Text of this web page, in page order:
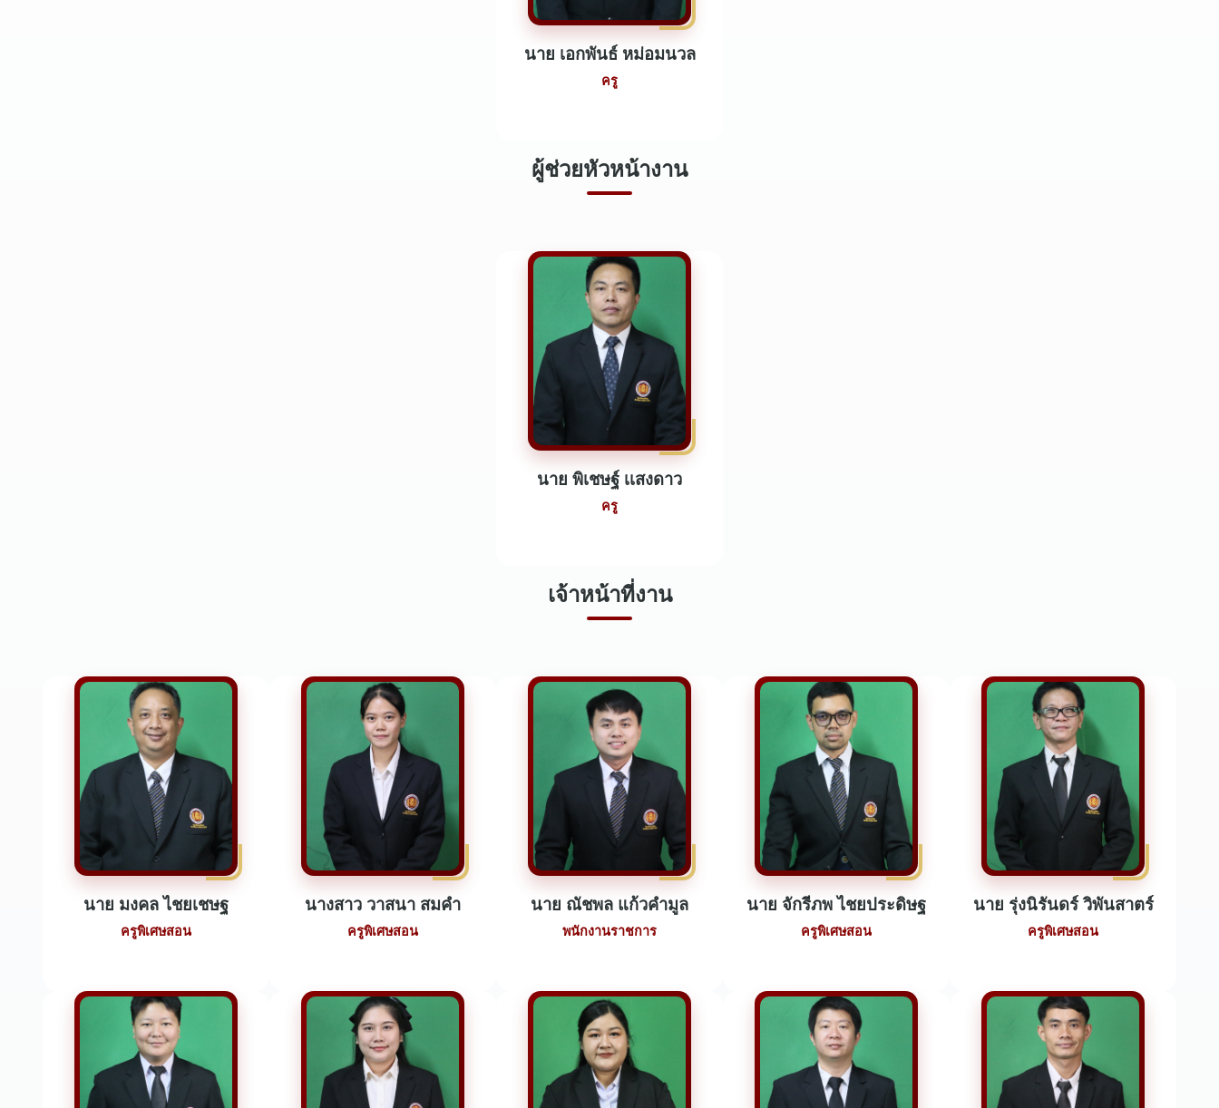
นาย เอกพันธ์ หม่อมนวล
ครู
ผู้ช่วยหัวหน้างาน
นาย พิเชษฐ์ เเสงดาว
ครู
เจ้าหน้าที่งาน
นาย มงคล ไชยเชษฐ
ครูพิเศษสอน
นางสาว วาสนา สมคำ
ครูพิเศษสอน
นาย ณัชพล แก้วคำมูล
พนักงานราชการ
นาย จักรีภพ ไชยประดิษฐ
ครูพิเศษสอน
นาย รุ่งนิรันดร์ วิพันสาตร์
ครูพิเศษสอน